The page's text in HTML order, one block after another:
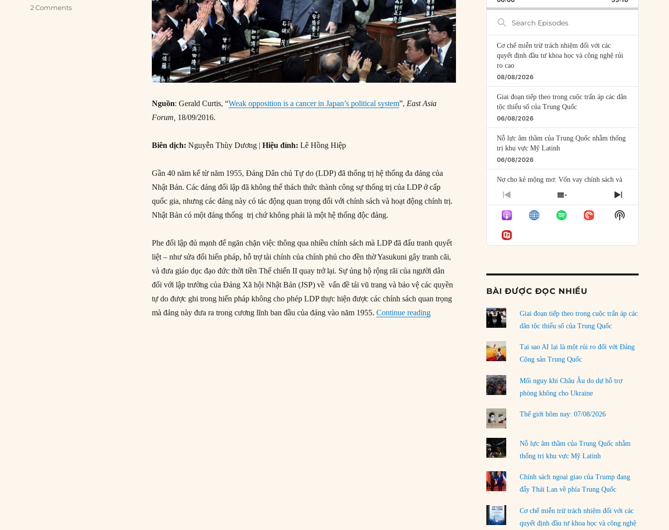
Nguồn: Gerald Curtis, “Weak opposition is a cancer in Japan’s political system”, East Asia
Forum, 18/09/2016.
Biên dịch:Nguyễn Thùy Dương |Hiệu đính:Lê Hồng Hiệp
Gần 40 năm kể từ năm 1955, Đảng Dân chủ Tự do (LDP) đã thống trị hệ thống đa đảng của
Nhật Bản. Các đảng đối lập đã không thể thách thức thành công sự thống trị của LDP ở cấp
quốc gia, nhưng các đảng này có tác động quan trọng đối với chính sách và hoạt động chính trị.
Nhật Bản có một đảng thống trị chứ không phải là một hệ thống độc đảng.
Phe đối lập đủ mạnh để ngăn chặn việc thông qua nhiều chính sách mà LDP đã đấu tranh quyết
liệt – như sửa đổi hiến pháp, hỗ trợ tài chính của chính phủ cho đền thờ Yasukuni gây tranh cãi,
và đưa giáo dục đạo đức thời tiền Thế chiến II quay trở lại. Sự ủng hộ rộng rãi của người dân
đối với lập trường của Đảng Xã hội Nhật Bản (JSP) về vấn đề tái vũ trang và bảo vệ các quyền
tự do được ghi trong hiến pháp không cho phép LDP thực hiện được các chính sách quan trọng
mà đảng này đưa ra trong cương lĩnh ban đầu của đảng vào năm 1955.Continue reading“Đối lập yếu: Căn bệnh ung thư của chính trị Nhật”
2 Comments
Search
Episodes
Cơ chế miễn trừ trách nhiệm đối với các
quyết định đầu tư khoa học và công nghệ rủi
ro cao
08/08/2026
Giai đoạn tiếp theo trong cuộc trấn áp các dân
tộc thiểu số của Trung Quốc
06/08/2026
Nỗ lực âm thầm của Trung Quốc nhằm thống
trị khu vực Mỹ Latinh
06/08/2026
Nợ cho kẻ mộng mơ: Vốn vay chính sách và
giới hạn của việc cho startup vay vốn
Mỹ Latinh đang trở thành “phòng thí nghiệm”
của phe cánh hữu mới
04/08/2026
Ngoại trưởng Nhật Bản?
Dương
03/08/2026
Đặt cược vào thất bại: Các quỹ đầu tư mạo
hiểm quốc gia và khía cạnh chính trị của vốn
02/08/2026
Làm thế nào để kết thúc Chiến tranh Iran?
01/08/2026
Chiến lược kế tiếp của Bắc Kinh ở Biển Đông
31/07/2026
LOAD MORE
PREVIOUS
EPISODE
SHOW
EPISODES
LIST
NEXT
EPISODE
Show
Podcast
BÀI ĐƯỢC ĐỌC NHIỀU
Giai đoạn tiếp theo trong cuộc trấn áp các
dân tộc thiểu số của Trung Quốc
Tại sao AI lại là một rủi ro đối với Đảng
Cộng sản Trung Quốc
Mối nguy khi Châu Âu do dự hỗ trợ
phòng không cho Ukraine
Thế giới hôm nay: 07/08/2026
Nỗ lực âm thầm của Trung Quốc nhằm
thống trị khu vực Mỹ Latinh
Chính sách ngoại giao của Trump đang
đẩy Thái Lan về phía Trung Quốc
Cơ chế miễn trừ trách nhiệm đối với các
quyết định đầu tư khoa học và công nghệ